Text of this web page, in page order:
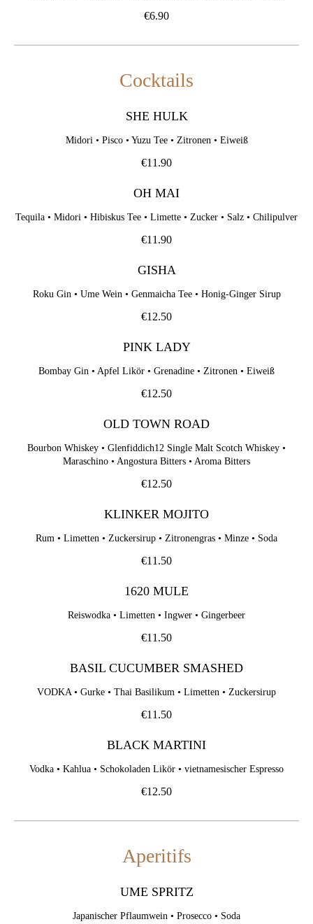
€6.90
Cocktails
SHE HULK
Midori • Pisco • Yuzu Tee • Zitronen • Eiweiß
€11.90
OH MAI
Tequila • Midori • Hibiskus Tee • Limette • Zucker • Salz • Chilipulver
€11.90
GISHA
Roku Gin • Ume Wein • Genmaicha Tee • Honig-Ginger Sirup
€12.50
PINK LADY
Bombay Gin • Apfel Likör • Grenadine • Zitronen • Eiweiß
€12.50
OLD TOWN ROAD
Bourbon Whiskey • Glenfiddich12 Single Malt Scotch Whiskey •
Maraschino • Angostura Bitters • Aroma Bitters
€12.50
KLINKER MOJITO
Rum • Limetten • Zuckersirup • Zitronengras • Minze • Soda
€11.50
1620 MULE
Reiswodka • Limetten • Ingwer • Gingerbeer
€11.50
BASIL CUCUMBER SMASHED
VODKA • Gurke • Thai Basilikum • Limetten • Zuckersirup
€11.50
BLACK MARTINI
Vodka • Kahlua • Schokoladen Likör • vietnamesischer Espresso
€12.50
Aperitifs
UME SPRITZ
Japanischer Pflaumwein • Prosecco • Soda